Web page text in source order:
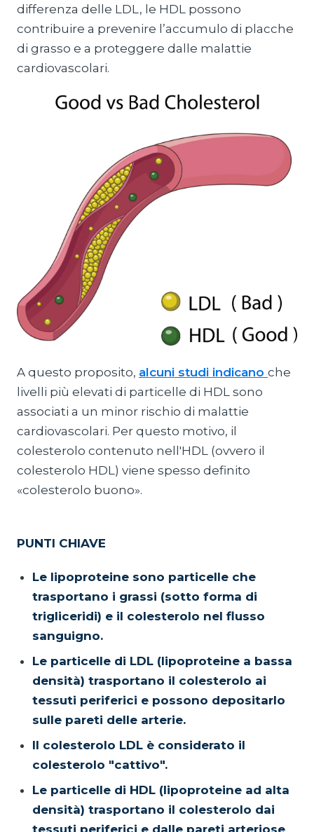
differenza delle LDL, le HDL possono
contribuire a prevenire l’accumulo di placche
di grasso e a proteggere dalle malattie
cardiovascolari.
A questo proposito, alcuni studi indicano che
livelli più elevati di particelle di HDL sono
associati a un minor rischio di malattie
cardiovascolari. Per questo motivo, il
colesterolo contenuto nell'HDL (ovvero il
colesterolo HDL) viene spesso definito
«colesterolo buono».
PUNTI CHIAVE
Le lipoproteine sono particelle che
trasportano i grassi (sotto forma di
trigliceridi) e il colesterolo nel flusso
sanguigno.
Le particelle di LDL (lipoproteine a bassa
densità) trasportano il colesterolo ai
tessuti periferici e possono depositarlo
sulle pareti delle arterie.
Il colesterolo LDL è considerato il
colesterolo "cattivo".
Le particelle di HDL (lipoproteine ad alta
densità) trasportano il colesterolo dai
tessuti periferici e dalle pareti arteriose